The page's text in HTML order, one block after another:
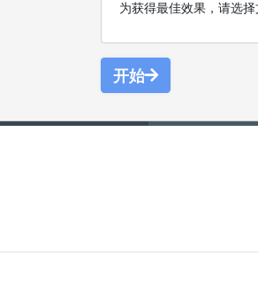
为获得最佳效果，请选择
开始